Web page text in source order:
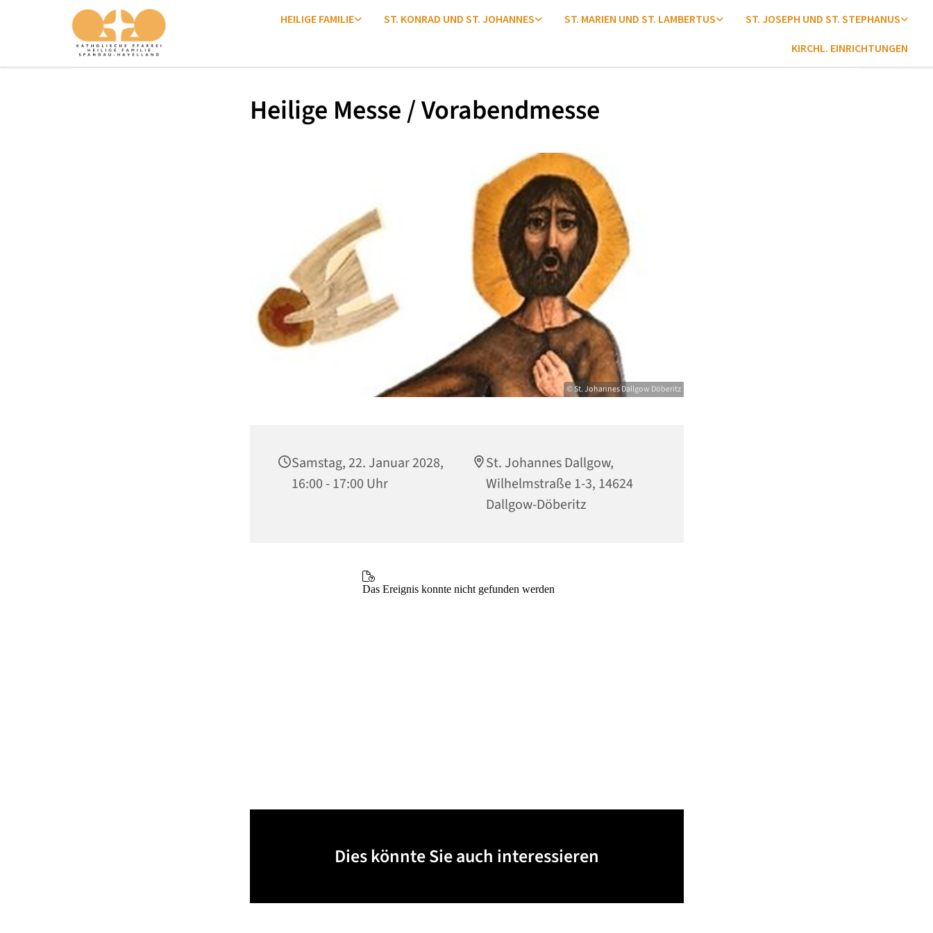
HEILIGE FAMILIE ST. KONRAD UND ST. JOHANNES ST. MARIEN UND ST. LAMBERTUS ST. JOSEPH UND ST. STEPHANUS
KIRCHL. EINRICHTUNGEN
Heilige Messe / Vorabendmesse
© St. Johannes Dallgow Döberitz
Samstag, 22. Januar 2028,
16:00 - 17:00 Uhr
St. Johannes Dallgow,
Wilhelmstraße 1-3, 14624
Dallgow-Döberitz
Dies könnte Sie auch interessieren